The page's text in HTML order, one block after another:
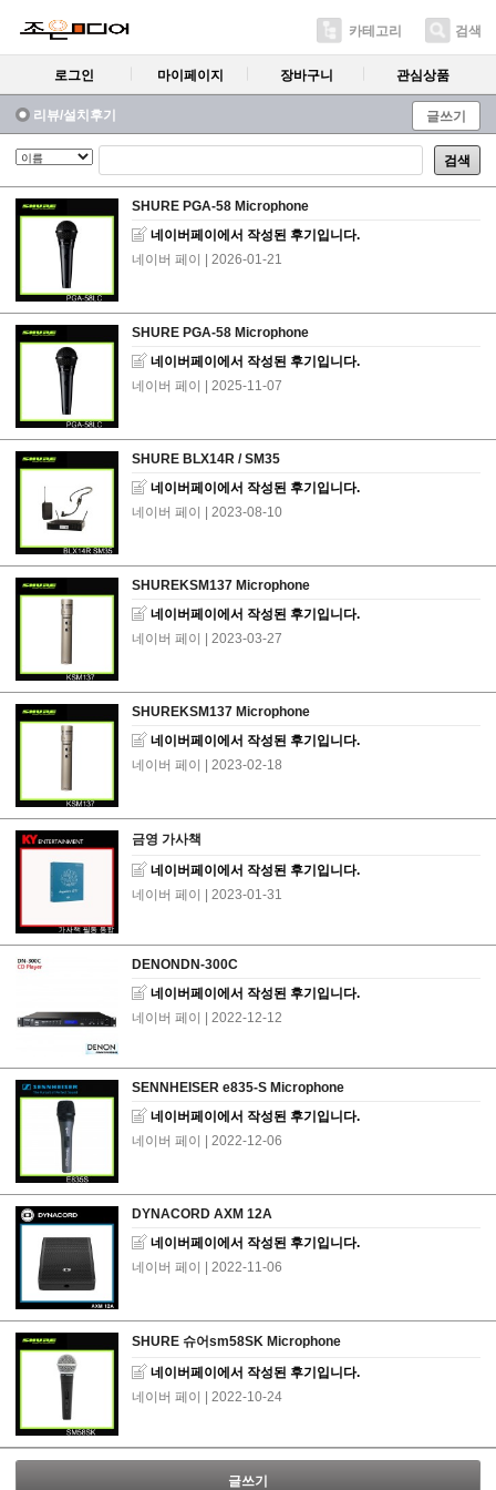
카테고리 검색
로그인 마이페이지 장바구니 관심상품
리뷰/설치후기 글쓰기
검색
SHURE PGA-58 Microphone
네이버페이에서 작성된 후기입니다.
네이버 페이
| 2026-01-21
SHURE PGA-58 Microphone
네이버페이에서 작성된 후기입니다.
네이버 페이
| 2025-11-07
SHURE BLX14R / SM35
네이버페이에서 작성된 후기입니다.
네이버 페이
| 2023-08-10
SHUREKSM137 Microphone
네이버페이에서 작성된 후기입니다.
네이버 페이
| 2023-03-27
SHUREKSM137 Microphone
네이버페이에서 작성된 후기입니다.
네이버 페이
| 2023-02-18
금영 가사책
네이버페이에서 작성된 후기입니다.
네이버 페이
| 2023-01-31
DENONDN-300C
네이버페이에서 작성된 후기입니다.
네이버 페이
| 2022-12-12
SENNHEISER e835-S Microphone
네이버페이에서 작성된 후기입니다.
네이버 페이 | 2022-12-06
DYNACORD AXM 12A
네이버페이에서 작성된 후기입니다.
네이버 페이 | 2022-11-06
SHURE 슈어sm58SK Microphone
네이버페이에서 작성된 후기입니다.
네이버 페이 | 2022-10-24
글쓰기